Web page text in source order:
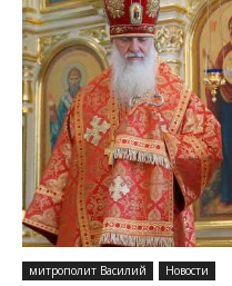
митрополит Василий Новости